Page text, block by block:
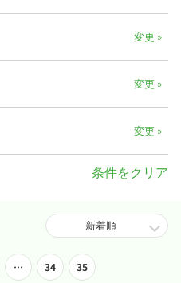
東京都
487万
2,506
(ST)の好条件のお仕事を多数
シフト制」「交通費支給」な
ん、職場の雰囲気など求人票
にキャリアパートナーがお調
変更 »
変更 »
変更 »
条件をクリア
… 34 35